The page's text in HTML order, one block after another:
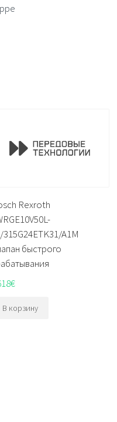
Rexroth
315G24ETK31/A1M
быстрого
€
В корзину